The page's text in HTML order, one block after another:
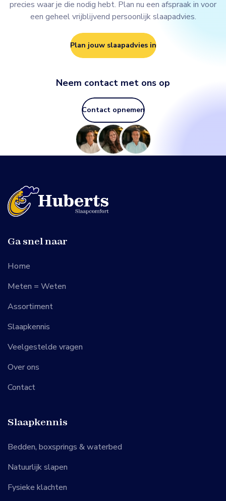
precies waar je die nodig hebt. Plan nu een afspraak in voor
een geheel vrijblijvend persoonlijk slaapadvies.
Plan jouw slaapadvies in
Neem contact met ons op
Contact opnemen
Ga snel naar
Home
Meten = Weten
Assortiment
Slaapkennis
Veelgestelde vragen
Over ons
Contact
Slaapkennis
Bedden, boxsprings & waterbed
Natuurlijk slapen
Fysieke klachten